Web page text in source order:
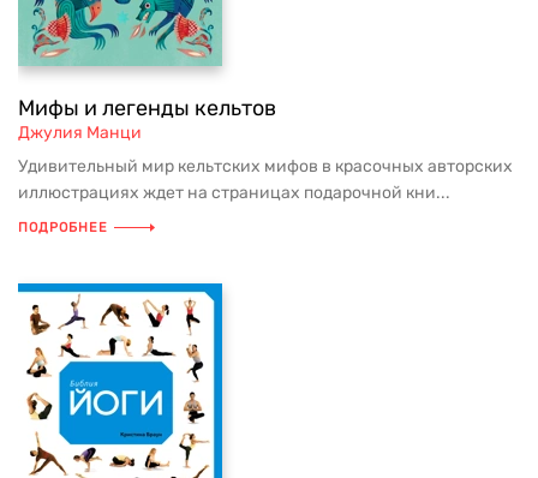
Мифы и легенды кельтов
Джулия Манци
Удивительный мир кельтских мифов в красочных авторских
иллюстрациях ждет на страницах подарочной кни...
ПОДРОБНЕЕ